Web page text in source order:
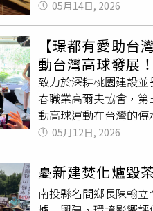
水或礦泉水，陽水：煮
1000元消費券補助、
「走新路」的第二層
有競爭力，「做大事
謝、感謝、再感謝」
同。「我的政治夢想
家給我的勇氣。我們
蜜香紅茶與東方美人
儘管在台灣無論種植
品種。屬灌木型小葉
深、有明顯主幹、樹
時，自動從根部長出
人口大量外流，目前
特別帶著我在茶園四
歲了。至今所採得茶
井等綠茶，或蜜香紅
峽碧螺春（右）外觀
05月14日, 2026
【璟都有愛助台
動台灣高球發展！
致力於深耕桃園建設
春職業高爾夫協會，
動高球運動在台灣的
台灣長青球員力量，持
心理念，不僅展現高
邀全台企業菁英、璟
力。本屆賽事於大溪球
將邀請到璟都建設機
05月12日, 2026
憂新建焚化爐毀
南投縣名間鄉長陳翰